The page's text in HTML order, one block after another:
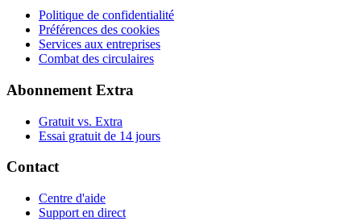
Politique de confidentialité
Préférences des cookies
Services aux entreprises
Combat des circulaires
Abonnement Extra
Gratuit vs. Extra
Essai gratuit de 14 jours
Contact
Centre d'aide
Support en direct